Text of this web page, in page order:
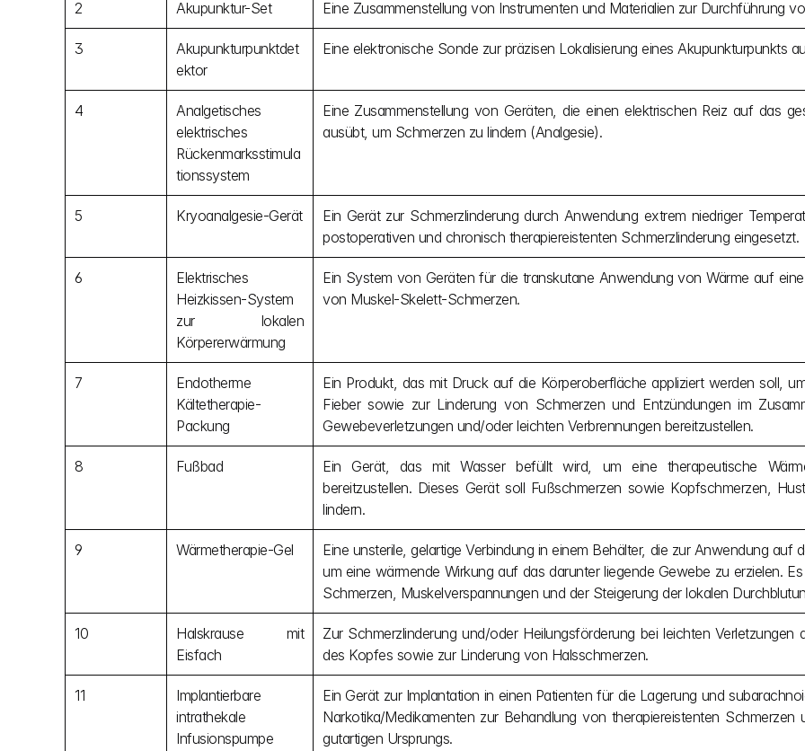
2 Akupunktur-Set Eine Zusammenstellung von Instrumenten und Materialien zur Durchführung
3
Akupunkturpunktdet
ektor
Eine elektronische Sonde zur präzisen Lokalisierung eines Akupunkturpunkts
4
Analgetisches
elektrisches
Rückenmarksstimula
tionssystem
Eine Zusammenstellung von Geräten, die einen elektrischen Reiz auf das
ausübt, um Schmerzen zu lindern (Analgesie).
5 Kryoanalgesie-Gerät
Ein Gerät zur Schmerzlinderung durch Anwendung extrem niedriger
postoperativen und chronisch therapiereistenten Schmerzlinderung eingesetzt.
6
Elektrisches
Heizkissen-System
zur lokalen
Körpererwärmung
Ein System von Geräten für die transkutane Anwendung von Wärme auf
von Muskel-Skelett-Schmerzen.
7
Endotherme
Kältetherapie-
Packung
Ein Produkt, das mit Druck auf die Körperoberfläche appliziert werden soll,
Fieber sowie zur Linderung von Schmerzen und Entzündungen im
Gewebeverletzungen und/oder leichten Verbrennungen bereitzustellen.
8 Fußbad
Ein Gerät, das mit Wasser befüllt wird, um eine therapeutische
bereitzustellen. Dieses Gerät soll Fußschmerzen sowie Kopfschmerzen,
lindern.
9 Wärmetherapie-Gel
Eine unsterile, gelartige Verbindung in einem Behälter, die zur Anwendung auf
um eine wärmende Wirkung auf das darunter liegende Gewebe zu erzielen.
Schmerzen, Muskelverspannungen und der Steigerung der lokalen
10
Halskrause mit
Eisfach
Zur Schmerzlinderung und/oder Heilungsförderung bei leichten
des Kopfes sowie zur Linderung von Halsschmerzen.
11
Implantierbare
intrathekale
Infusionspumpe
Ein Gerät zur Implantation in einen Patienten für die Lagerung und
Narkotika/Medikamenten zur Behandlung von therapiereistenten
gutartigen Ursprungs.